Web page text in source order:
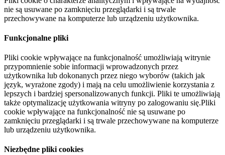
nie są usuwane po zamknięciu przeglądarki i są trwale
przechowywane na komputerze lub urządzeniu użytkownika.
Funkcjonalne pliki
Pliki cookie wpływające na funkcjonalność umożliwiają witrynie
przypomnienie sobie informacji wprowadzonych przez
użytkownika lub dokonanych przez niego wyborów (takich jak
język, wyrażone zgody) i mają na celu umożliwienie korzystania z
lepszych i bardziej spersonalizowanych funkcji. Pliki te umożliwiają
także optymalizację użytkowania witryny po zalogowaniu się.Pliki
cookie wpływające na funkcjonalność nie są usuwane po
zamknięciu przeglądarki i są trwale przechowywane na komputerze
lub urządzeniu użytkownika.
Niezbędne pliki cookies